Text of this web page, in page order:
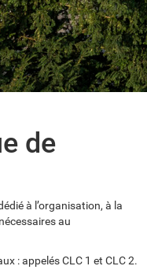
de
à l’organisation, à la
au
: appelés CLC 1 et CLC 2.